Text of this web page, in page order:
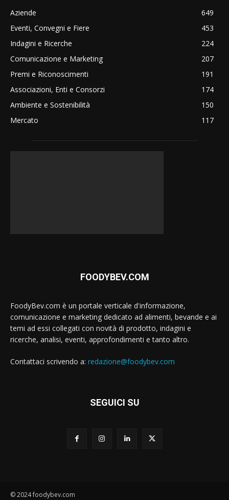
Aziende
649
Eventi, Convegni e Fiere
453
Indagini e Ricerche
224
Comunicazione e Marketing
207
Premi e Riconoscimenti
191
Associazioni, Enti e Consorzi
174
Ambiente e Sostenibilità
150
Mercato
117
FOODYBEV.COM
FoodyBev.com è un portale verticale d'informazione,
comunicazione e marketing dedicato ad alimenti, bevande e ai
temi ad essi collegati con novità di prodotto, indagini e
ricerche, analisi, eventi, approfondimenti e tanto altro.
Contattaci scrivendo a: redazione@foodybev.com
SEGUICI SU
© 2024 foodybev.com